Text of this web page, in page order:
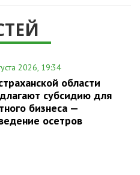
2026, 19:34
области
субсидию для
бизнеса —
осетров